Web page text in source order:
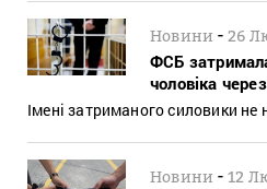
Новини -26
ФСБ
чоловіка
Імені затриманого силовики не
Новини -12